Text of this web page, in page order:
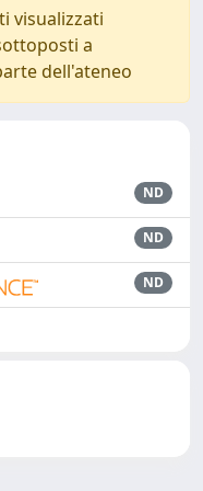
visualizzati
a
dell'ateneo
ND
ND
ND